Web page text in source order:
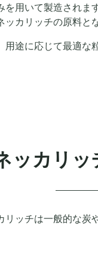
用いて製造され
ッカリッチの原料と
途に応じて最適
ッカリッ
ッチは一般的な炭